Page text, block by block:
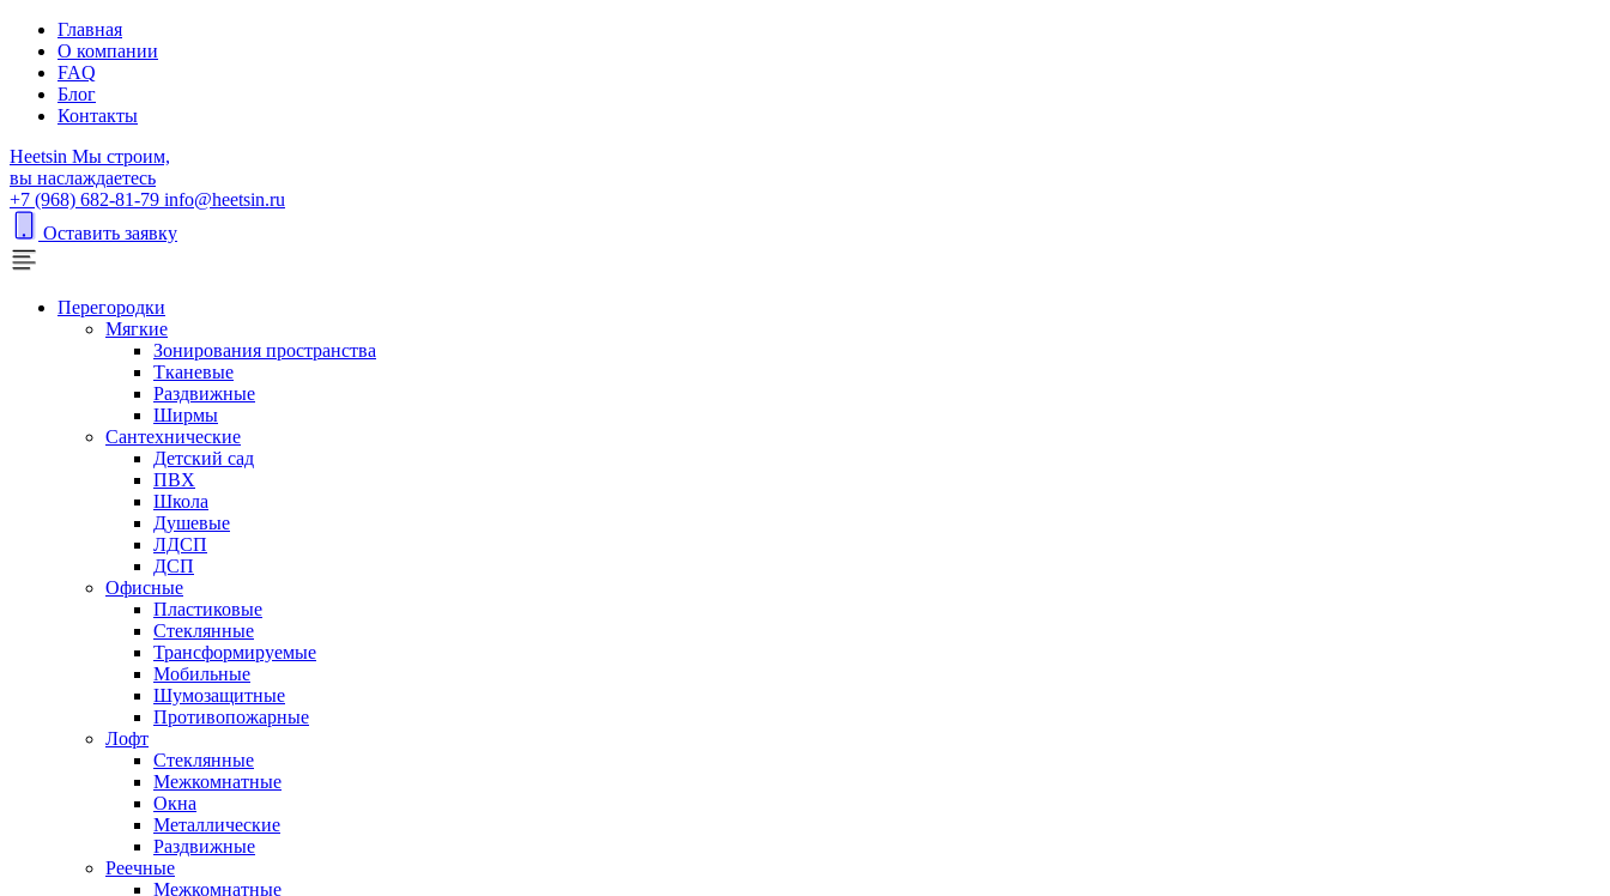
Главная
О компании
FAQ
Блог
Контакты
Heetsin Мы строим,
вы наслаждаетесь
+7 (968) 682-81-79 info@heetsin.ru
Оставить заявку
Перегородки
Мягкие
Зонирования пространства
Тканевые
Раздвижные
Ширмы
Сантехнические
Детский сад
ПВХ
Школа
Душевые
ЛДСП
ДСП
Офисные
Пластиковые
Стеклянные
Трансформируемые
Мобильные
Шумозащитные
Противопожарные
Лофт
Стеклянные
Межкомнатные
Окна
Металлические
Раздвижные
Реечные
Межкомнатные